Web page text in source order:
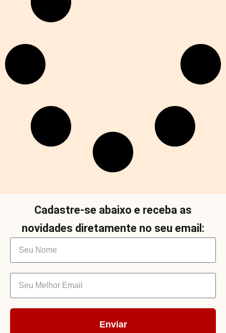
Cadastre-se abaixo e receba as
novidades diretamente no seu email:
Enviar